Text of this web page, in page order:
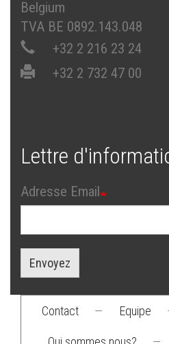
Belgium
TVA BE 0892.143.048
+32 2 216 23 24
+32 2 732 47 00
Lettre
Adresse Email
Envoyez
Footer
Contact — Equipe